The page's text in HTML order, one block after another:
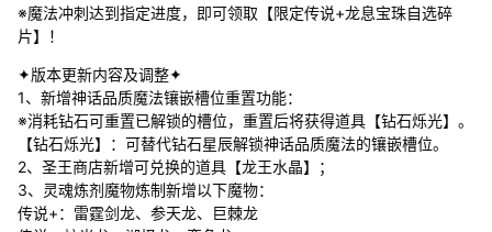
※魔法冲刺达到指定进度，即可领取【限定传说+龙息宝珠自选碎
片】！
✦版本更新内容及调整✦
1、新增神话品质魔法镶嵌槽位重置功能：
※消耗钻石可重置已解锁的槽位，重置后将获得道具【钻石烁光】。
【钻石烁光】：可替代钻石星辰解锁神话品质魔法的镶嵌槽位。
2、圣王商店新增可兑换的道具【龙王水晶】；
3、灵魂炼剂魔物炼制新增以下魔物：
传说+：雷霆剑龙、参天龙、巨棘龙